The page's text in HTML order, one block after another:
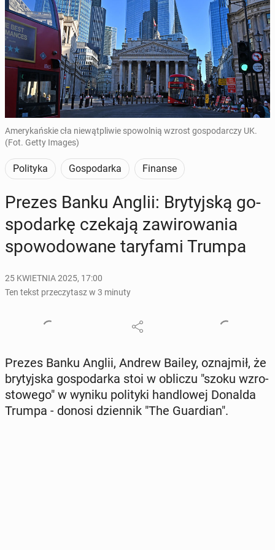
Amerykańskie cła niewątpliwie spowolnią wzrost gospodarczy UK.
(Fot. Getty Images)
Polityka Gospodarka Finanse
Prezes Banku Anglii: Bry­tyj­ską go­
spo­dar­kę czekają za­wi­ro­wa­nia
spo­wo­do­wa­ne ta­ry­fa­mi Trumpa
25 KWIETNIA 2025, 17:00
Ten tekst przeczytasz w 3 minuty
Prezes Banku Anglii, Andrew Bailey, oznaj­mił, że
bry­tyj­ska go­spo­dar­ka stoi w obliczu "szoku wzro­
sto­we­go" w wyniku po­li­ty­ki han­dlo­wej Donalda
Trumpa - donosi dzien­nik "The Gu­ar­dian".